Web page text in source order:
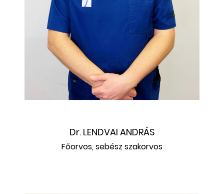
Dr. LENDVAI ANDRÁS
Főorvos, sebész szakorvos